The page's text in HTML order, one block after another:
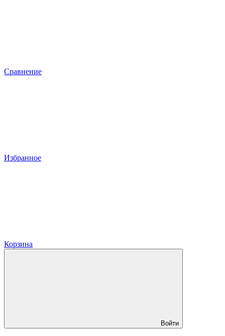
Сравнение
Избранное
Корзина
Войти